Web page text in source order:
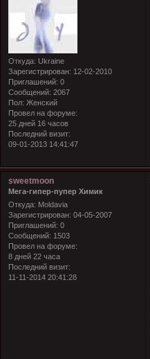
Откуда: Ukraine
Зарегистрирован: 12-02-2010
Приглашений: 0
Сообщений: 2067
Пол: Женский
Провел на форуме:
25 дней 16 часов
Последний визит:
09-01-2013 14:41:47
sweetmoon
Мега-гипер-пупер Химик
Откуда: Moldavia
Зарегистрирован: 04-05-2007
Приглашений: 0
Сообщений: 1503
Провел на форуме:
8 дней 22 часа
Последний визит:
11-11-2014 20:41:28